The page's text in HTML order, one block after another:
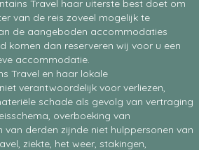
Travel haar uiterste best doet om
van de reis zoveel mogelijk te
de aangeboden accommodaties
komen dan reserveren wij voor u een
accommodatie.
Travel en haar lokale
verantwoordelijk voor verliezen,
schade als gevolg van vertraging
overboeking van
derden zijnde niet hulppersonen van
ziekte, het weer, stakingen,